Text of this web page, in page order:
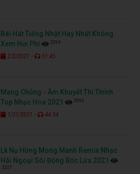
Bài Hát Tiếng Nhật Hay Nhất Không
Xem Hơi Phí
3294
2/2/2021 - 51:45
Mang Chủng - Âm Khuyết Thi Thính
Top Nhạc Hoa 2021
3593
1/31/2021 - 44:34
Lk Nụ Hồng Mong Manh Remix Nhạc
Hải Ngoại Sôi Động Bốc Lửa 2021
3227